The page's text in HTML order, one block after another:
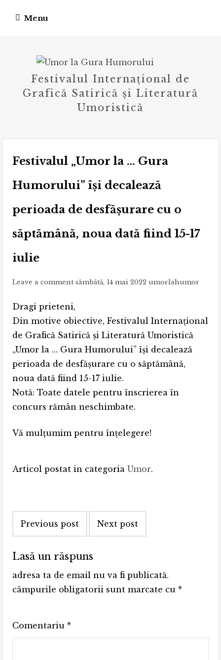
Menu
Festivalul Internațional de
Grafică Satirică și Literatură
Umoristică
Festivalul „Umor la … Gura
Humorului” își decalează
perioada de desfășurare cu o
săptămână, noua dată fiind 15-17
iulie
Leave a comment sâmbătă, 14 mai 2022 umorlahumor
Dragi prieteni,
Din motive obiective, Festivalul Internațional
de Grafică Satirică și Literatură Umoristică
„Umor la … Gura Humorului” își decalează
perioada de desfășurare cu o săptămână,
noua dată fiind 15-17 iulie.
Notă: Toate datele pentru înscrierea în
concurs rămân neschimbate.
Vă mulțumim pentru înțelegere!
Articol postat in categoriaUmor.
navigation
Previous post Next post
Lasă un răspuns
adresa ta de email nu va fi publicată.
câmpurile obligatorii sunt marcate cu *
Comentariu *